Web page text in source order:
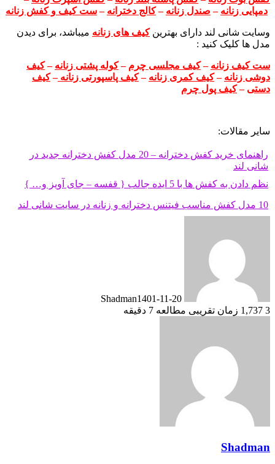
دمپایی زنانه – صندل زنانه –کالج دخترانه –ست کیف و کفش زنانه
وسایت شانی لند دارای بهترینکیف های زنانه میباشد، برای دیدن
مدل ها کلیک کنید :
ست کیف زنانه –کیف مجلسی چرم –کوله پشتی زنانه –کیف
دوشی زنانه –کیف کمری زنانه –کیف پاسپورتی زنانه–کیف
دستی –کیف پول چرم
سایر مقالات:
راهنمای خرید کفش دخترانه – 20 مدل کفش دخترانه جدید در
شانی لند
نظم دادن به کفش ها با 5 ایده جالب { قفسه – جای آویز و… }
10 مدل کفش مناسب فیتنس دخترانه و زنانه در سایت شانی لند
Shadman1401-11-20
3
زمان تقریبی مطالعه 7 دقیقه
Shadman